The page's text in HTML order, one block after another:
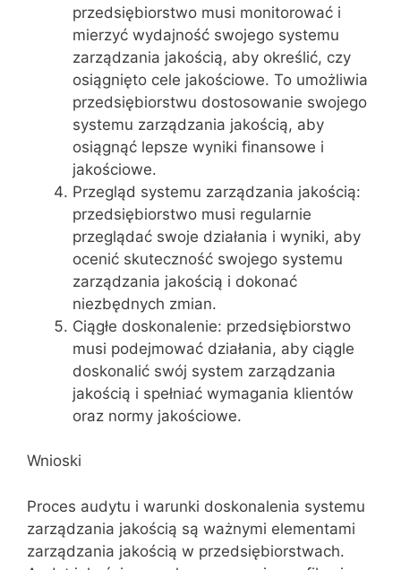
przedsiębiorstwo musi monitorować i
mierzyć wydajność swojego systemu
zarządzania jakością, aby określić, czy
osiągnięto cele jakościowe. To umożliwia
przedsiębiorstwu dostosowanie swojego
systemu zarządzania jakością, aby
osiągnąć lepsze wyniki finansowe i
jakościowe.
Przegląd systemu zarządzania jakością:
przedsiębiorstwo musi regularnie
przeglądać swoje działania i wyniki, aby
ocenić skuteczność swojego systemu
zarządzania jakością i dokonać
niezbędnych zmian.
Ciągłe doskonalenie: przedsiębiorstwo
musi podejmować działania, aby ciągle
doskonalić swój system zarządzania
jakością i spełniać wymagania klientów
oraz normy jakościowe.
Wnioski
Proces audytu i warunki doskonalenia systemu
zarządzania jakością są ważnymi elementami
zarządzania jakością w przedsiębiorstwach.